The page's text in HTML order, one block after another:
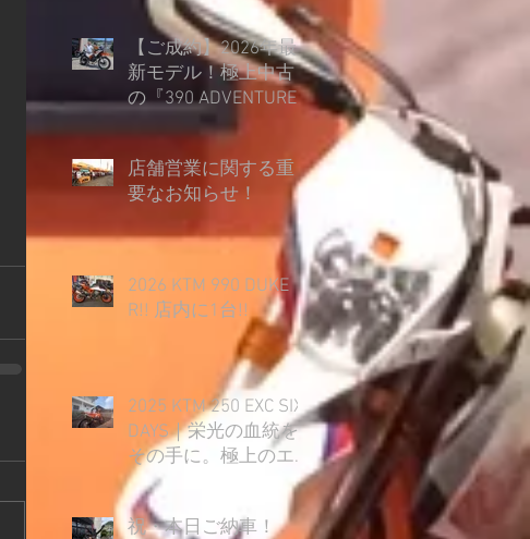
【ご成約】2026年最
新モデル！極上中古
の『390 ADVENTURE
R』を45mmローダウ
店舗営業に関する重
要なお知らせ！
2026 KTM 990 DUKE
R!! 店内に1台!!
2025 KTM 250 EXC SIX
DAYS｜栄光の血統を
その手に。極上のエ
ンデューロライフ開
幕！
祝・本日ご納車！